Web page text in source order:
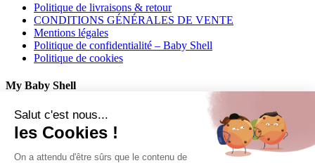
Politique de livraisons & retour
CONDITIONS GÉNÉRALES DE VENTE
Mentions légales
Politique de confidentialité – Baby Shell
Politique de cookies
My Baby Shell
Mon compte
Mes commandes
Mes adresses
Salut c'est nous...
les Cookies !
On a attendu d'être sûrs que le contenu de